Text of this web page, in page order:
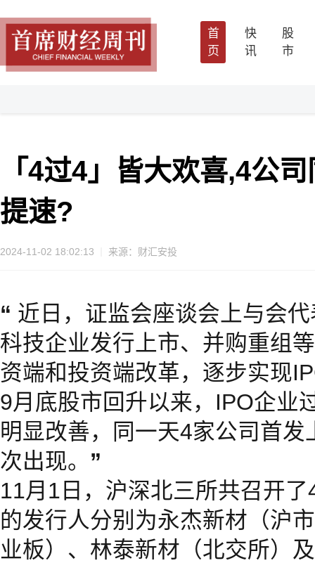
首
页
快
讯
股
市
「4过4」皆大欢喜,4公
提速?
2024-11-02 18:02:13 来源：财汇安投
“ 近日，证监会座谈会上与会
科技企业发行上市、并购重组
资端和投资端改革，逐步实现
9月底股市回升以来，IPO企业
明显改善，同一天4家公司首
次出现。 ”
11月1日，沪深北三所共召开
的发行人分别为永杰新材（沪
业板）、林泰新材（北交所）